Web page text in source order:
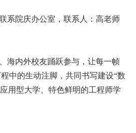
系院庆办公室，联系人：高老师
海内外校友踊跃参与，让每一帧
中的生动注脚，共同书写建设“数
用型大学、特色鲜明的工程师学